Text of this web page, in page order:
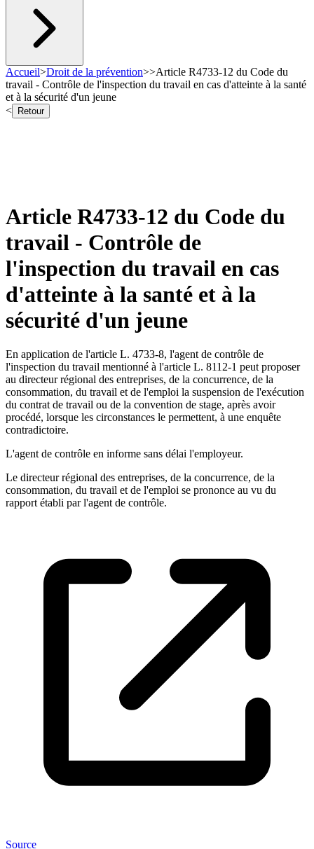
Accueil>Droit de la prévention>>Article R4733-12 du Code du
travail - Contrôle de l'inspection du travail en cas d'atteinte à la santé
et à la sécurité d'un jeune
<
Retour
Article R4733-12 du Code du
travail - Contrôle de
l'inspection du travail en cas
d'atteinte à la santé et à la
sécurité d'un jeune
En application de l'article L. 4733-8, l'agent de contrôle de
l'inspection du travail mentionné à l'article L. 8112-1 peut proposer
au directeur régional des entreprises, de la concurrence, de la
consommation, du travail et de l'emploi la suspension de l'exécution
du contrat de travail ou de la convention de stage, après avoir
procédé, lorsque les circonstances le permettent, à une enquête
contradictoire.
L'agent de contrôle en informe sans délai l'employeur.
Le directeur régional des entreprises, de la concurrence, de la
consommation, du travail et de l'emploi se prononce au vu du
rapport établi par l'agent de contrôle.
Source